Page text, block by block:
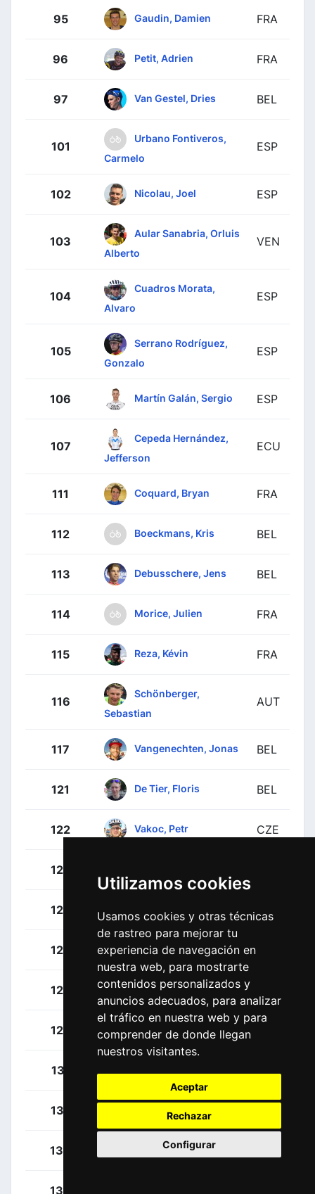
Utilizamos cookies
Usamos cookies y otras técnicas
de rastreo para mejorar tu
experiencia de navegación en
nuestra web, para mostrarte
contenidos personalizados y
anuncios adecuados, para analizar
el tráfico en nuestra web y para
comprender de donde llegan
nuestros visitantes.
Aceptar
Rechazar
Configurar
95 Gaudin, Damien FRA
96 Petit, Adrien FRA
97 Van Gestel, Dries BEL
101
Urbano Fontiveros,
Carmelo
ESP
102 Nicolau, Joel ESP
103
Aular Sanabria, Orluis
Alberto
VEN
104
Cuadros Morata,
Alvaro
ESP
105
Serrano Rodríguez,
Gonzalo
ESP
106 Martín Galán, Sergio ESP
107
Cepeda Hernández,
Jefferson
ECU
111 Coquard, Bryan FRA
112 Boeckmans, Kris BEL
113 Debusschere, Jens BEL
114 Morice, Julien FRA
115 Reza, Kévin FRA
116
Schönberger,
Sebastian
AUT
117 Vangenechten, Jonas BEL
121 De Tier, Floris BEL
122 Vakoc, Petr CZE
123
124
125 Vergaerde, Otto
126 Walsleben, Philipp
127 Riesebeek, Oscar
131
132 Fernández, Rúben
133 Iturria, Mikel
134